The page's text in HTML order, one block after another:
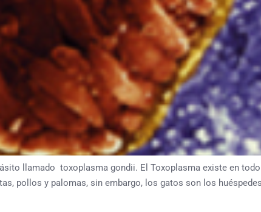
llamado toxoplasma gondii. El Toxoplasma existe en
pollos y palomas, sin embargo, los gatos son los